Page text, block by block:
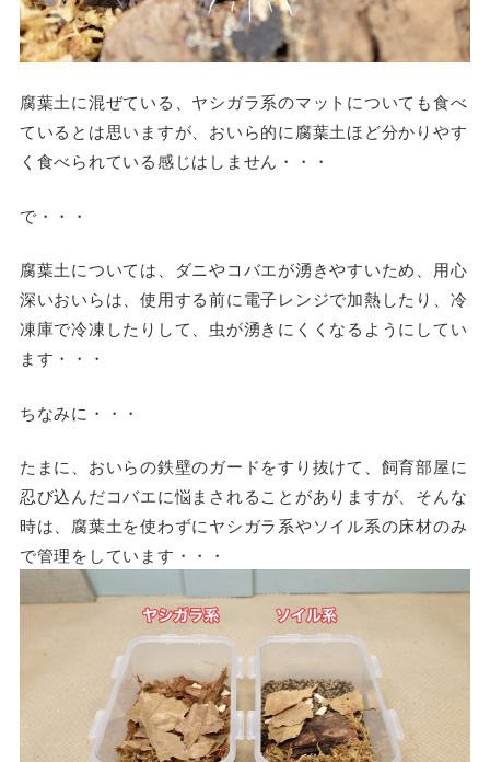
腐葉土に混ぜている、ヤシガラ系のマットについても食べ
ているとは思いますが、おいら的に腐葉土ほど分かりやす
く食べられている感じはしません・・・
で・・・
腐葉土については、ダニやコバエが湧きやすいため、用心
深いおいらは、使用する前に電子レンジで加熱したり、冷
凍庫で冷凍したりして、虫が湧きにくくなるようにしてい
ます・・・
ちなみに・・・
たまに、おいらの鉄壁のガードをすり抜けて、飼育部屋に
忍び込んだコバエに悩まされることがありますが、そんな
時は、腐葉土を使わずにヤシガラ系やソイル系の床材のみ
で管理をしています・・・